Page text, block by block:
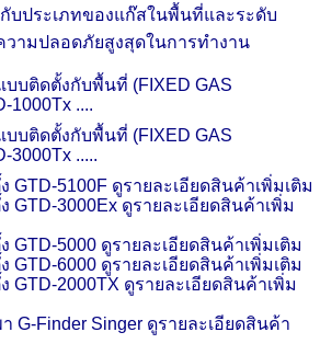
บประเภทของแก๊สในพื้นที่และระดับ
วามปลอดภัยสูงสุดในการทำงาน
บบติดตั้งกับพื้นที่ (FIXED GAS
1000Tx ....
บบติดตั้งกับพื้นที่ (FIXED GAS
3000Tx .....
GTD-5100Fดูรายละเอียดสินค้าเพิ่มเติม
GTD-3000Ex ดูรายละเอียดสินค้าเพิ่ม
GTD-5000ดูรายละเอียดสินค้าเพิ่มเติม
GTD-6000ดูรายละเอียดสินค้าเพิ่มเติม
GTD-2000TX ดูรายละเอียดสินค้าเพิ่ม
G-Finder Singer ดูรายละเอียดสินค้า